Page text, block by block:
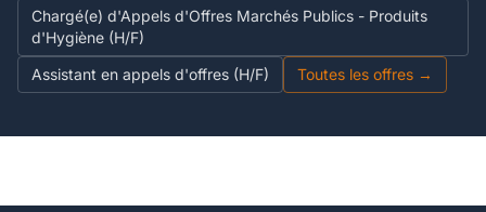
Chargé(e) d'Appels d'Offres Marchés Publics - Produits
d'Hygiène (H/F)
Assistant en appels d'offres (H/F)
Toutes les offres →